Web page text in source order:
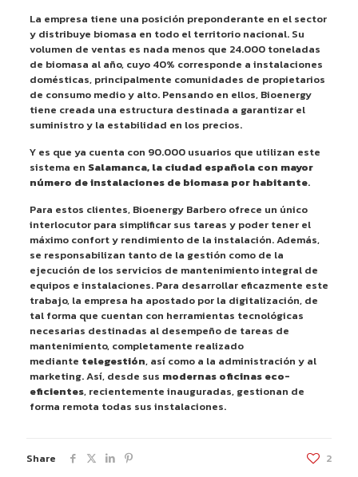
La empresa tiene una posición preponderante en el sector
y distribuye biomasa en todo el territorio nacional. Su
volumen de ventas es nada menos que 24.000 toneladas
de biomasa al año, cuyo 40% corresponde a instalaciones
domésticas, principalmente comunidades de propietarios
de consumo medio y alto. Pensando en ellos, Bioenergy
tiene creada una estructura destinada a garantizar el
suministro y la estabilidad en los precios.
Y es que ya cuenta con 90.000 usuarios que utilizan este
sistema en Salamanca, la ciudad española con mayor
número de instalaciones de biomasa por habitante.
Para estos clientes, Bioenergy Barbero ofrece un único
interlocutor para simplificar sus tareas y poder tener el
máximo confort y rendimiento de la instalación. Además,
se responsabilizan tanto de la gestión como de la
ejecución de los servicios de mantenimiento integral de
equipos e instalaciones. Para desarrollar eficazmente este
trabajo, la empresa ha apostado por la digitalización, de
tal forma que cuentan con herramientas tecnológicas
necesarias destinadas al desempeño de tareas de
mantenimiento, completamente realizado
mediante telegestión, así como a la administración y al
marketing. Así, desde sus modernas oficinas eco-
eficientes, recientemente inauguradas, gestionan de
forma remota todas sus instalaciones.
Share 2